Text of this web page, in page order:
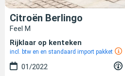
Citroën Berlingo
Feel M
Rijklaar op kenteken
incl. btw en en standaard import pakket
01/2022